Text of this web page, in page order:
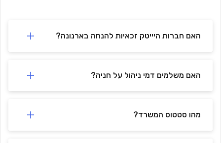
האם חברות היייטק זכאיות להנחה בארנונה?
האם משלמים דמי ניהול על חניה?
מהו סטטוס המשרד?